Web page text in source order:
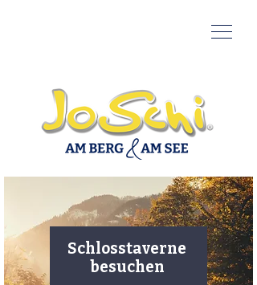
Schlosstaverne
besuchen